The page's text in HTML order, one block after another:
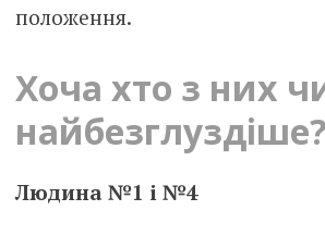
положення.
Хоча хто з них
найбезглуздіше?
Людина №1 і №4